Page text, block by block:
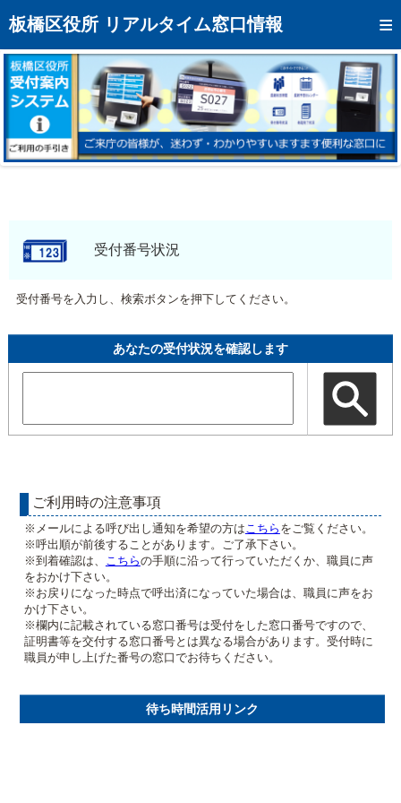
板橋区役所 リアルタイム窓口情報
トップページへ
混雑予想カレンダー
リアルタイム混雑状況
リアルタイム受付番号状況
メール通知登録
モバイルサイト受付番号状況
受付番号を入力し、検索ボタンを押下してください。
あなたの受付状況を確認します
ご利用時の注意事項
※メールによる呼び出し通知を希望の方は こちら をご覧ください。
※呼出順が前後することがあります。ご了承下さい。
※到着確認は、
こちらの手順に沿って行っていただくか、職員に声
をおかけ下さい。
※お戻りになった時点で呼出済になっていた場合は、職員に声をお
かけ下さい。
※欄内に記載されている窓口番号は受付をした窓口番号ですので、
証明書等を交付する窓口番号とは異なる場合があります。受付時に
職員が申し上げた番号の窓口でお待ちください。
待ち時間活用リンク